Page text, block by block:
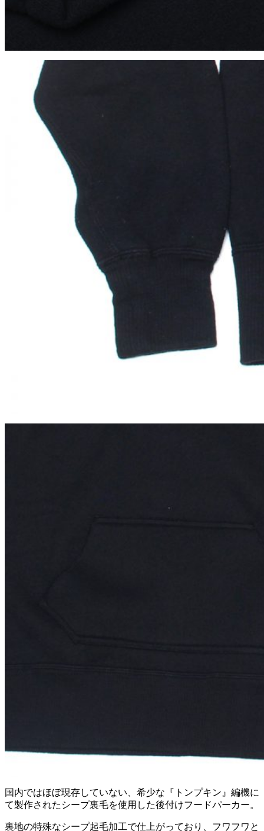
国内ではほぼ現存していない、希少な『トンプキン』編機に
て製作されたシープ裏毛を使用した後付けフードパーカー。
裏地の特殊なシープ起毛加工で仕上がっており、フワフワと